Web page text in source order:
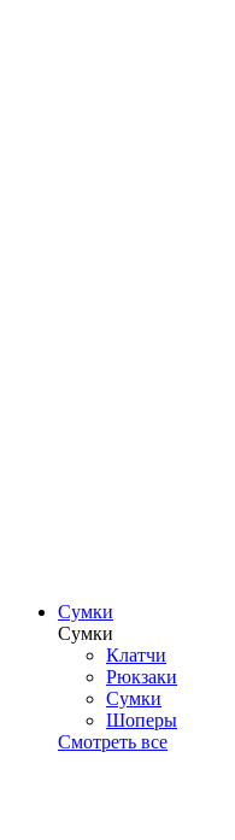
Сумки
Сумки
Клатчи
Рюкзаки
Сумки
Шоперы
Смотреть все